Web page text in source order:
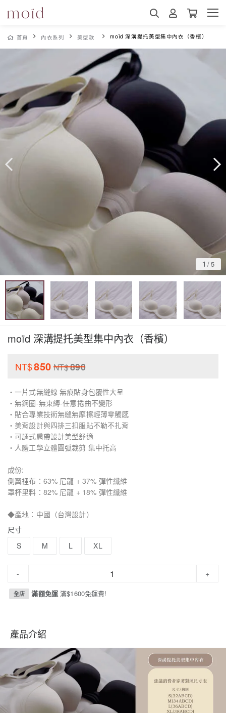
首頁 內衣系列 美型款 moïd 深溝提托美型集中內衣（香檳）
1 /5
moïd 深溝提托美型集中內衣（香檳）
NT$850 NT$890
・一片式無縫線 無痕貼身包覆性大呈
・無鋼圈-無束縛-任意捲曲不變形
・貼合專業技術無縫無摩擦輕薄零觸感
・美背設計與四排三扣服貼不勒不扎背
・可調式肩帶設計美型舒適
・人體工學立體圓弧裁剪 集中托高
成份:
側翼裡布：63% 尼龍 + 37% 彈性纖維
罩杯里料：82% 尼龍 + 18% 彈性纖維
◆產地：中國（台灣設計）
尺寸
S
M L XL
- +
全店 滿額免運滿$1600免運費!
產品介紹